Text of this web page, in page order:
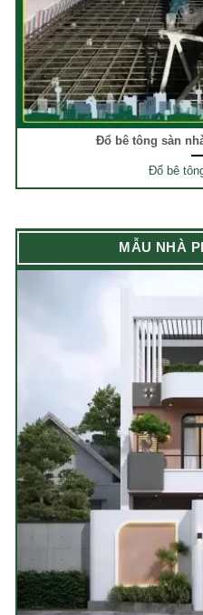
Đổ bê tông sàn
Đổ bê
MẪU NHÀ